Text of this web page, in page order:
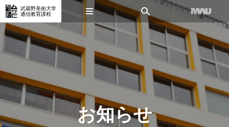
武蔵野美術大学
通信教育課程
お知らせ